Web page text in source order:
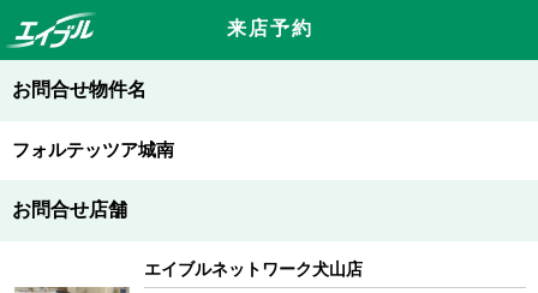
来店予約
お問合せ物件名
フォルテッツア城南
お問合せ店舗
エイブルネットワーク犬山店